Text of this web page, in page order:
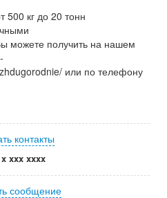
500 кг до 20 тонн
получить на нашем
или по телефону
контакты
xxx xxxx
сообщение